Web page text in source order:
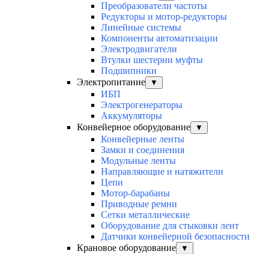
Преобразователи частоты
Редукторы и мотор-редукторы
Линейные системы
Компоненты автоматизации
Электродвигатели
Втулки шестерни муфты
Подшипники
Электропитание
▼
ИБП
Электрогенераторы
Аккумуляторы
Конвейерное оборудование
▼
Конвейерные ленты
Замки и соединения
Модульные ленты
Направляющие и натяжители
Цепи
Мотор-барабаны
Приводные ремни
Сетки металлические
Оборудование для стыковки лент
Датчики конвейерной безопасности
Крановое оборудование
▼